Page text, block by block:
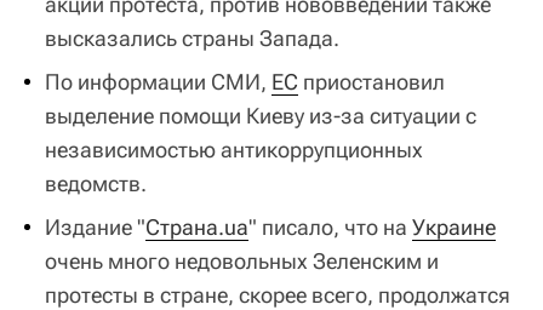
высказались страны Запада.
По информации СМИ, ЕС приостановил
выделение помощи Киеву из-за ситуации с
независимостью антикоррупционных
ведомств.
Издание "Страна.ua" писало, что на Украине
очень много недовольных Зеленским и
протесты в стране, скорее всего, продолжатся